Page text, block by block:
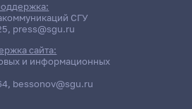
СГУ
, press@sgu.ru
сайта:
и информационных
, bessonov@sgu.ru